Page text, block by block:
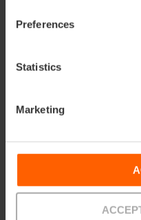
Preferences
Statistics
Marketing